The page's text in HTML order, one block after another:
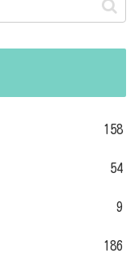
158
54
9
186